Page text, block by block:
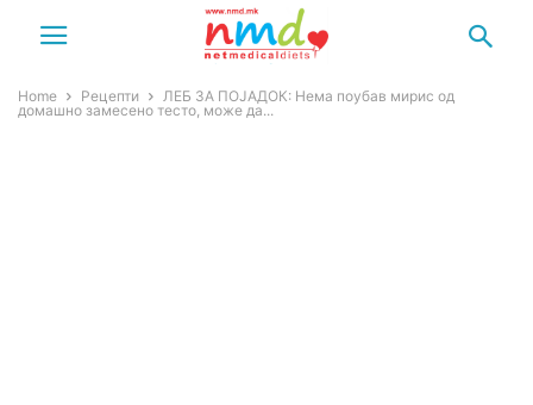
Home Рецепти
ЛЕБ ЗА ПОЈАДОК: Нема поубав мирис од
домашно замесено тесто, може да...